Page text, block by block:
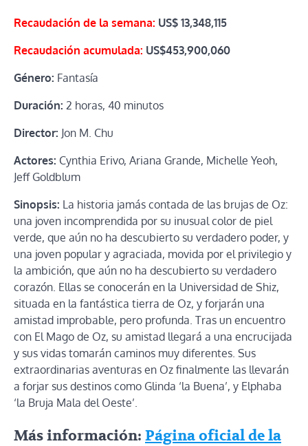
Recaudación de la semana: US$ 13,348,115
Recaudación acumulada: US$453,900,060
Género: Fantasía
Duración: 2 horas, 40 minutos
Director: Jon M. Chu
Actores: Cynthia Erivo, Ariana Grande, Michelle Yeoh,
Jeff Goldblum
Sinopsis: La historia jamás contada de las brujas de Oz:
una joven incomprendida por su inusual color de piel
verde, que aún no ha descubierto su verdadero poder, y
una joven popular y agraciada, movida por el privilegio y
la ambición, que aún no ha descubierto su verdadero
corazón. Ellas se conocerán en la Universidad de Shiz,
situada en la fantástica tierra de Oz, y forjarán una
amistad improbable, pero profunda. Tras un encuentro
con El Mago de Oz, su amistad llegará a una encrucijada
y sus vidas tomarán caminos muy diferentes. Sus
extraordinarias aventuras en Oz finalmente las llevarán
a forjar sus destinos como Glinda ‘la Buena’, y Elphaba
‘la Bruja Mala del Oeste’.
Más información: Página oficial de la